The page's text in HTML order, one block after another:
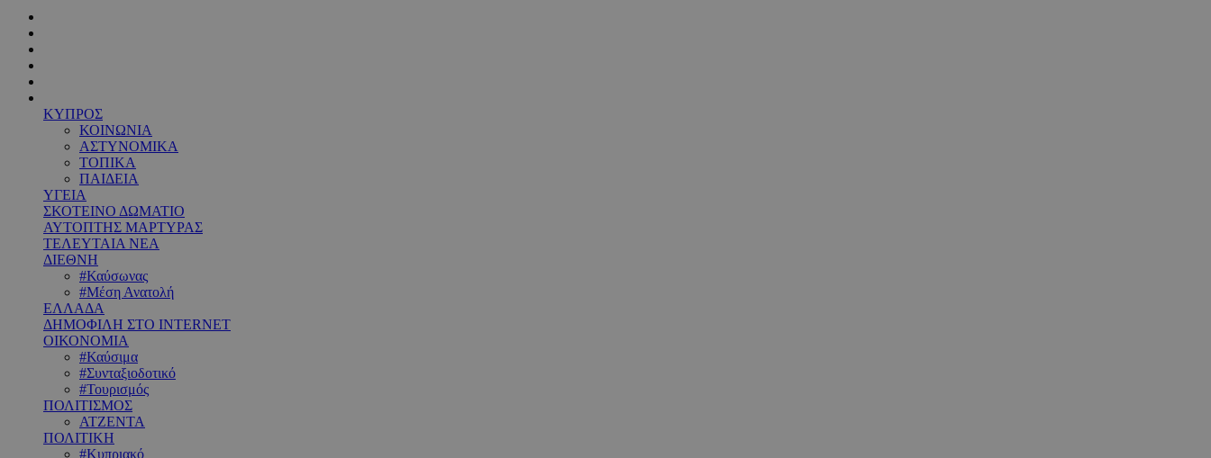
ΚΥΠΡΟΣ
ΚΟΙΝΩΝΙΑ
ΑΣΤΥΝΟΜΙΚΑ
ΤΟΠΙΚΑ
ΠΑΙΔΕΙΑ
ΥΓΕΙΑ
ΣΚΟΤΕΙΝΟ ΔΩΜΑΤΙΟ
ΑΥΤΟΠΤΗΣ ΜΑΡΤΥΡΑΣ
ΤΕΛΕΥΤΑΙΑ ΝΕΑ
ΔΙΕΘΝΗ
#Καύσωνας
#Μέση Ανατολή
ΕΛΛΑΔΑ
ΔΗΜΟΦΙΛΗ ΣΤΟ INTERNET
ΟΙΚΟΝΟΜΙΑ
#Καύσιμα
#Συνταξιοδοτικό
#Τουρισμός
ΠΟΛΙΤΙΣΜΟΣ
ΑΤΖΕΝΤΑ
ΠΟΛΙΤΙΚΗ
#Κυπριακό